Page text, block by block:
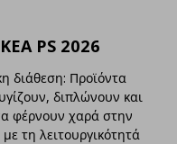
PS 2026
διάθεση: Προϊόντα
διπλώνουν και
φέρνουν χαρά στην
τη λειτουργικότητά